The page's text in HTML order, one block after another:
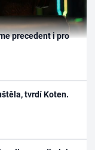
precedent i pro
tvrdí Koten.